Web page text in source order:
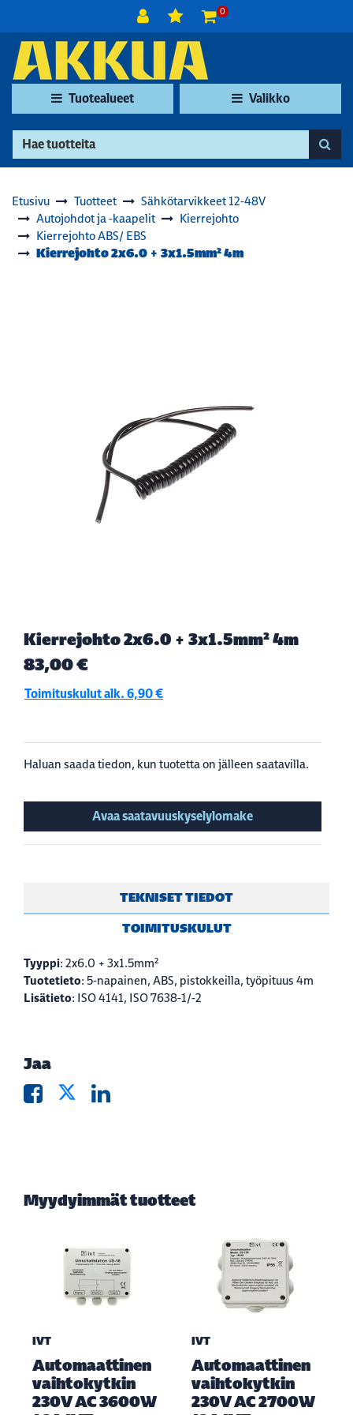
0
Tuotealueet Valikko
Etusivu Tuotteet
Sähkötarvikkeet 12-48V
Autojohdot ja -kaapelit
Kierrejohto
Kierrejohto ABS/ EBS
Kierrejohto 2x6.0 + 3x1.5mm² 4m
Kierrejohto 2x6.0 + 3x1.5mm² 4m
83,00 €
Toimituskulut alk. 6,90 €
Haluan saada tiedon, kun tuotetta on jälleen saatavilla.
Avaa saatavuuskyselylomake
TEKNISET TIEDOT
TOIMITUSKULUT
Tyyppi: 2x6.0 + 3x1.5mm²
Tuotetieto: 5-napainen, ABS, pistokkeilla, työpituus 4m
Lisätieto: ISO 4141, ISO 7638-1/-2
Jaa
Myydyimmät tuotteet
IVT
Automaattinen
vaihtokytkin
230V AC 3600W
IVT
Automaattinen
vaihtokytkin
230V AC 2700W